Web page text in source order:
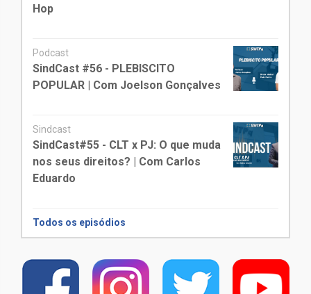
Hop
Podcast
SindCast #56 - PLEBISCITO
POPULAR | Com Joelson Gonçalves
Sindcast
SindCast#55 - CLT x PJ: O que muda
nos seus direitos? | Com Carlos
Eduardo
Todos os episódios